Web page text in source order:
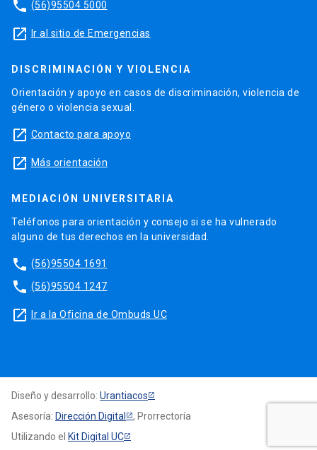
phone (56)95504 5000
launch Ir al sitio de Emergencias
DISCRIMINACIÓN Y VIOLENCIA
Orientación y apoyo en casos de discriminación, violencia de
género o violencia sexual.
launch Contacto para apoyo
launch Más orientación
MEDIACIÓN UNIVERSITARIA
Teléfonos para orientación y consejo si se ha vulnerado
alguno de tus derechos en la universidad.
phone (56)95504 1691
phone (56)95504 1247
launch Ir a la Oficina de Ombuds UC
Diseño y desarrollo: Urantiacos
Asesoría: Dirección Digital
, Prorrectoría
Utilizando el Kit Digital UC